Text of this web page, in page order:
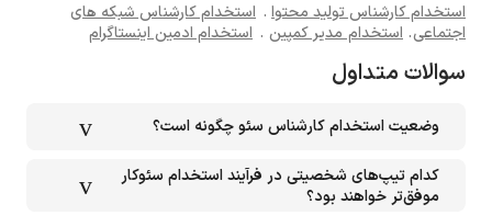
استخدام کارشناس تولید محتوا . استخدام کارشناس شبکه های
اجتماعی. استخدام مدیر کمپین . استخدام ادمین اینستاگرام
سوالات متداول
وضعیت استخدام کارشناس سئو چگونه است؟
کدام تیپ‌های شخصیتی در فرآیند استخدام سئوکار
موفق‌تر خواهند بود؟